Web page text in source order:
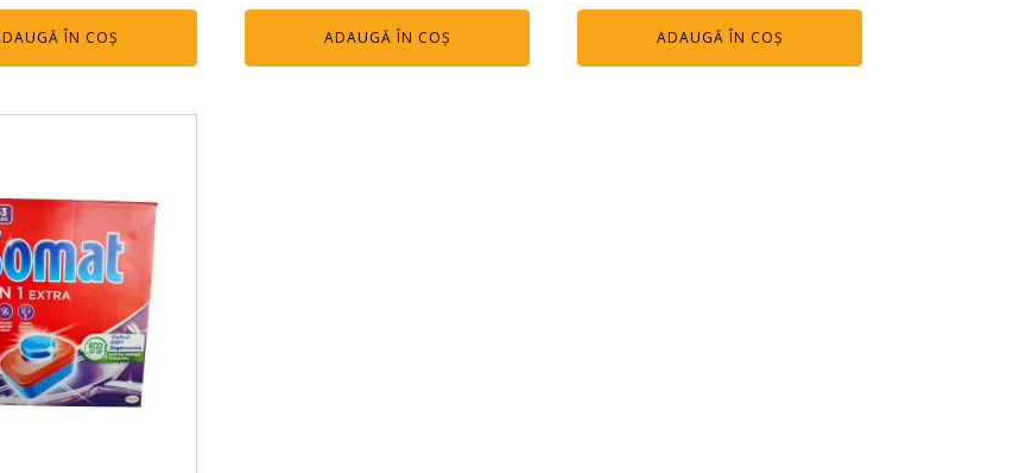
ÎN COȘ ADAUGĂ ÎN COȘ ADAUGĂ ÎN COȘ